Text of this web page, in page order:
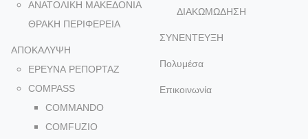
ΑΝΑΤΟΛΙΚΗ ΜΑΚΕΔΟΝΙΑ
ΘΡΑΚΗ ΠΕΡΙΦΕΡΕΙΑ
ΑΠΟΚΑΛΥΨΗ
ΕΡΕΥΝΑ ΡΕΠΟΡΤΑΖ
COMPASS
COMMANDO
COMFUZIO
ΔΙΑΚΩΜΩΔΗΣΗ
ΣΥΝΕΝΤΕΥΞΗ
Πολυμέσα
Επικοινωνία